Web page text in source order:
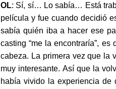
OL: Sí, sí… Lo sabía… Está
película y fue cuando decidió
sabía quién iba a hacer ese
casting “me la encontraría”,
cabeza. La primera vez que la
muy interesante. Así que la
había vivido la experiencia